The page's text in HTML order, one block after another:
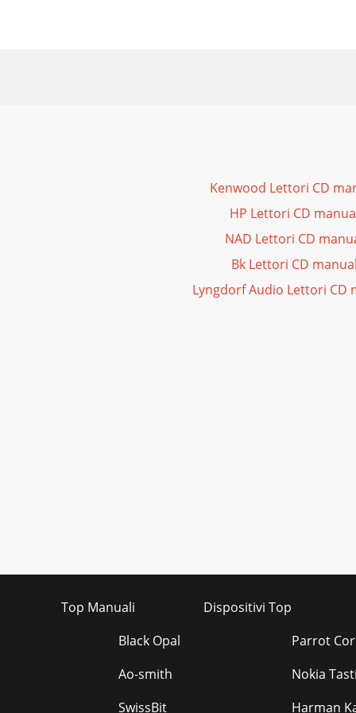
Kenwood Lettori CD
HP Lettori CD
NAD Lettori CD
Bk Lettori CD
Lyngdorf Audio Lettori CD
Top Manuali Dispositivi Top
Black Opal
Ao-smith
SwissBit
Parrot
Nokia
Harman